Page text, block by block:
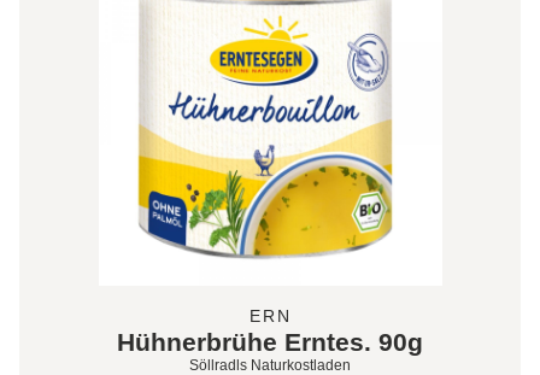
ERN
Hühnerbrühe Erntes. 90g
Söllradls Naturkostladen